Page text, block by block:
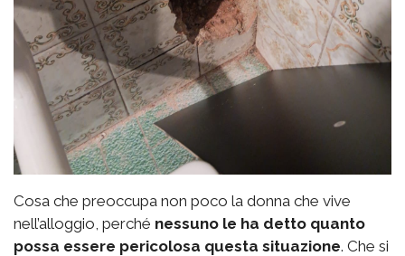
Cosa che preoccupa non poco la donna che vive
nell’alloggio, perché nessuno le ha detto quanto
possa essere pericolosa questa situazione. Che si